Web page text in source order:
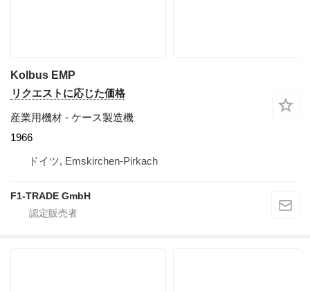
Kolbus EMP
リクエストに応じた価格
産業用機材 - ケース製造機
1966
ドイツ, Emskirchen-Pirkach
F1-TRADE GmbH